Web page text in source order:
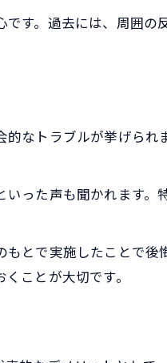
許可取得ポイント
す。過去には、周囲
なトラブルが挙げられ
った声も聞かれます
とで実施したことで
ことが大切です。